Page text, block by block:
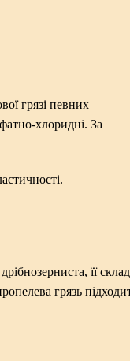
грязі певних
хлоридні. За
її склад
грязь